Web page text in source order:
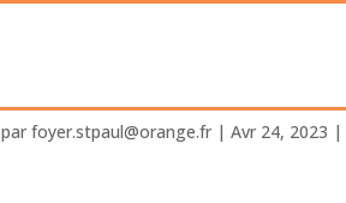
parfoyer.stpaul@orange.fr |Avr 24, 2023